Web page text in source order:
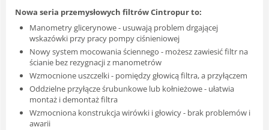
Nowa seria przemysłowych filtrów Cintropur to:
Manometry glicerynowe - usuwają problem drgającej
wskazówki przy pracy pompy ciśnieniowej
Nowy system mocowania ściennego - możesz zawiesić filtr na
ścianie bez rezygnacji z manometrów
Wzmocnione uszczelki - pomiędzy głowicą filtra, a przyłączem
Oddzielne przyłącze śrubunkowe lub kołnieżowe - ułatwia
montaż i demontaż filtra
Wzmocniona konstrukcja wirówki i głowicy - brak problemów i
awarii